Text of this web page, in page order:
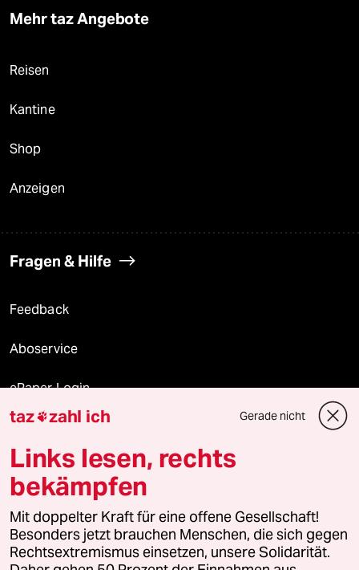
Mehr taz Angebote
Reisen
Kantine
Shop
Anzeigen
Fragen & Hilfe
Feedback
Aboservice
ePaper Login
Downloads für Abonnierende
© 2026 taz Verlags und Vertriebs GmbH
Alle Rechte vorbehalten. Bei rechtlichen Fragen oder für Genehmigungen
wenden Sie sich bitte an
lizenzen@taz.de
taz zahl ich Gerade nicht
Links lesen, rechts
bekämpfen
Mit doppelter Kraft für eine offene Gesellschaft!
Besonders jetzt brauchen Menschen, die sich gegen
Rechtsextremismus einsetzen, unsere Solidarität.